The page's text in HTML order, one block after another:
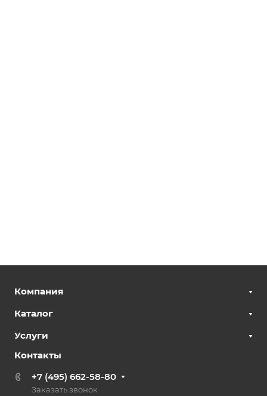
Компания
Каталог
Услуги
Контакты
+7 (495) 662-58-80
Заказать звонок